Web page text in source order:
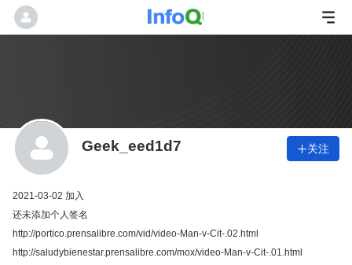
Geek_eed1d7 关注
2021-03-02 加入
还未添加个人签名
http://portico.prensalibre.com/vid/video-Man-v-Cit-.02.html
http://saludybienestar.prensalibre.com/mox/video-Man-v-Cit-.01.html